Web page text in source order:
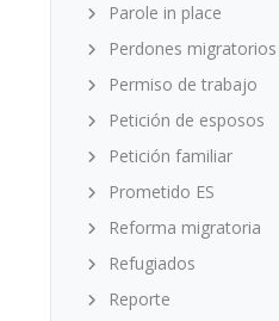
Parole in place
Perdones migratorios
Permiso de trabajo
Petición de esposos
Petición familiar
Prometido ES
Reforma migratoria
Refugiados
Reporte